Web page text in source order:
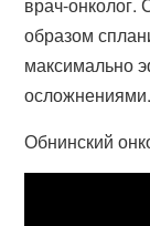
образом
максимально
осложнениями.
Обнинский